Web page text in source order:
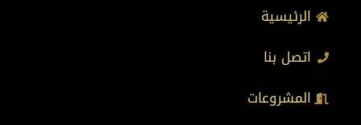
الرئيسية
اتصل بنا
المشروعات